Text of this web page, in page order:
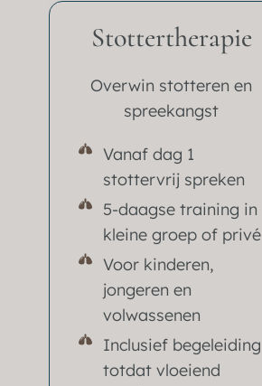
Stottertherapie
Overwin stotteren en
spreekangst
Vanaf dag 1
stottervrij spreken
5-daagse training in
kleine groep of privé
Voor kinderen,
jongeren en
volwassenen
Inclusief begeleiding
totdat vloeiend